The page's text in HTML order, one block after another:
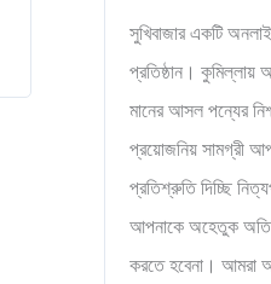
সুখিবাজার একটি
প্রতিষ্ঠান।
মানের আসল পন্যের
প্রয়োজনিয় সামগ্রী
প্রতিশ্রুতি দিচ্ছি
আপনাকে অহেতুক
করতে হবেনা। আমরা